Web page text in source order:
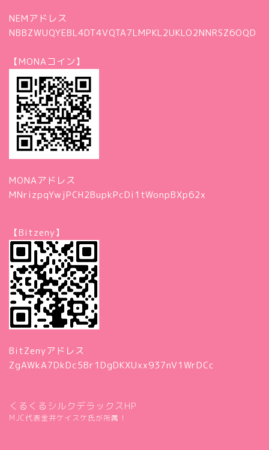
NEMアドレス
NBBZWUQYEBL4DT4VQTA7LMPKL2UKLO2NNRSZ6OQD
【MONAコイン】
MONAアドレス
MNrizpqYwjPCH2BupkPcDi1tWonpBXp62x
【Bitzeny】
BitZenyアドレス
ZgAWkA7DkDc5Br1DgDKXUxx937nV1WrDCc
くるくるシルクデラックスHP
MJC代表金井ケイスケ氏が所属！